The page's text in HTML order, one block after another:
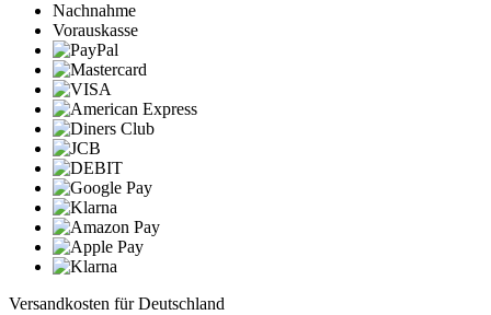
Nachnahme
Vorauskasse
Versandkosten für Deutschland